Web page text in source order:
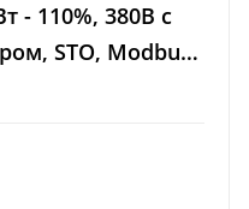
- 110%, 380В с
STO, Modbus-